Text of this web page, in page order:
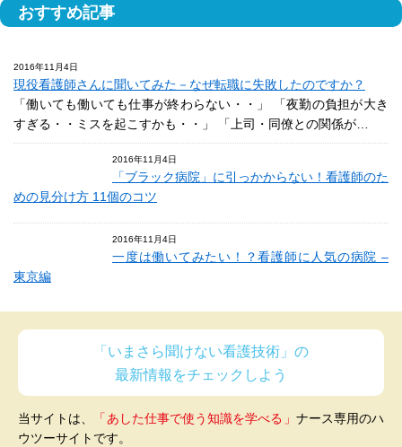
おすすめ記事
2016年11月4日
現役看護師さんに聞いてみた－なぜ転職に失敗したのですか？
「働いても働いても仕事が終わらない・・」 「夜勤の負担が大き
すぎる・・ミスを起こすかも・・」 「上司・同僚との関係が…
2016年11月4日
「ブラック病院」に引っかからない！看護師のた
めの見分け方 11個のコツ
2016年11月4日
一度は働いてみたい！？看護師に人気の病院 –
東京編
「いまさら聞けない看護技術」の
最新情報をチェックしよう
当サイトは、 「あした仕事で使う知識を学べる」 ナース専用のハ
ウツーサイトです。